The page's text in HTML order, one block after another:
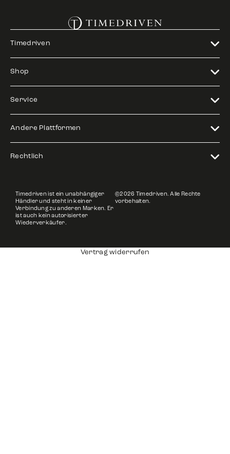
Timedriven
Shop
Service
Andere Plattformen
Rechtlich
Timedriven ist ein unabhängiger
Händler und steht in keiner
Verbindung zu anderen Marken. Er
ist auch kein autorisierter
Wiederverkäufer.
©2026 Timedriven. Alle Rechte
vorbehalten.
Vertrag widerrufen